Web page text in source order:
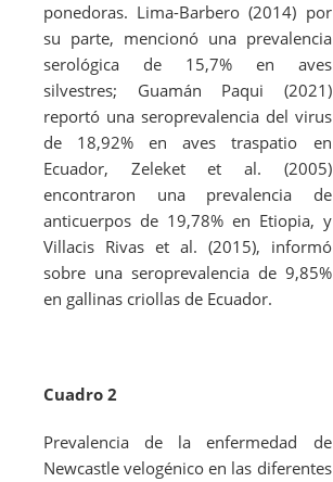
ponedoras. Lima-Barbero (2014) por
su parte, mencionó una prevalencia
serológica de 15,7% en aves
silvestres; Guamán Paqui (2021)
reportó una seroprevalencia del virus
de 18,92% en aves traspatio en
Ecuador, Zeleketet al. (2005)
encontraron una prevalencia de
anticuerpos de 19,78% en Etiopia, y
Villacis Rivas et al. (2015), informó
sobre una seroprevalencia de 9,85%
en gallinas criollas de Ecuador.
Cuadro 2
Prevalencia de la enfermedad de
Newcastle velogénico en las diferentes